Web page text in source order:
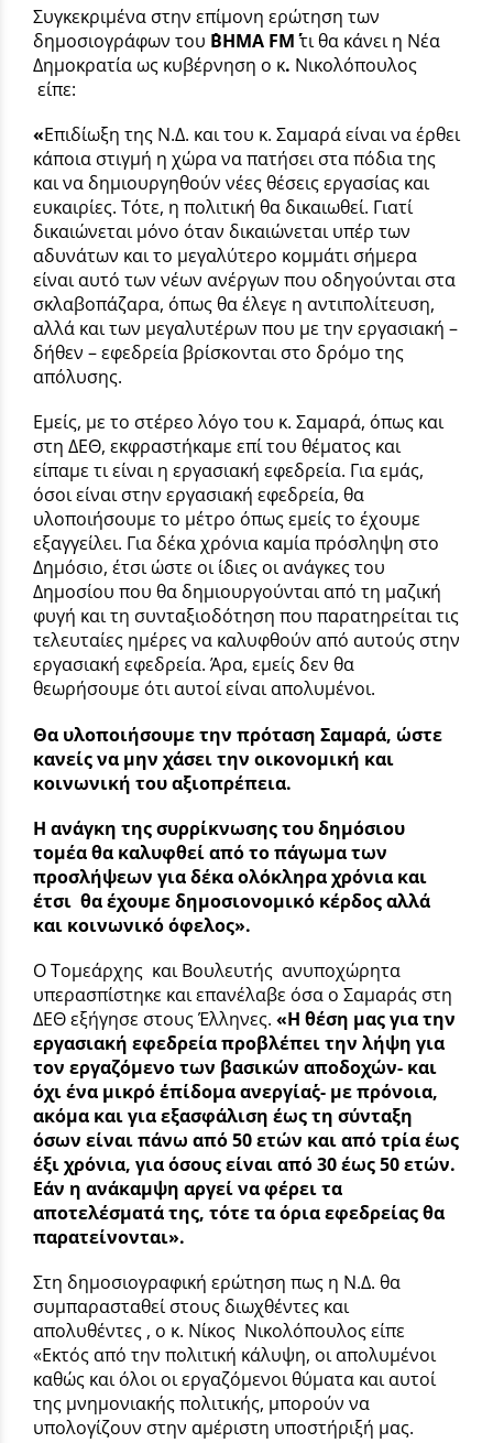
Συγκεκριμένα στην επίμονη ερώτηση των
δημοσιογράφων του ΄΄ΒΗΜΑ FMτι θα κάνει η Νέα
Δημοκρατία ως κυβέρνηση ο κ. Νικολόπουλος
είπε:
«Επιδίωξη της Ν.Δ. και του κ. Σαμαρά είναι να έρθει
κάποια στιγμή η χώρα να πατήσει στα πόδια της
και να δημιουργηθούν νέες θέσεις εργασίας και
ευκαιρίες. Τότε, η πολιτική θα δικαιωθεί. Γιατί
δικαιώνεται μόνο όταν δικαιώνεται υπέρ των
αδυνάτων και το μεγαλύτερο κομμάτι σήμερα
είναι αυτό των νέων ανέργων που οδηγούνται στα
σκλαβοπάζαρα, όπως θα έλεγε η αντιπολίτευση,
αλλά και των μεγαλυτέρων που με την εργασιακή –
δήθεν – εφεδρεία βρίσκονται στο δρόμο της
απόλυσης.
Εμείς, με το στέρεο λόγο του κ. Σαμαρά, όπως και
στη ΔΕΘ, εκφραστήκαμε επί του θέματος και
είπαμε τι είναι η εργασιακή εφεδρεία. Για εμάς,
όσοι είναι στην εργασιακή εφεδρεία, θα
υλοποιήσουμε το μέτρο όπως εμείς το έχουμε
εξαγγείλει. Για δέκα χρόνια καμία πρόσληψη στο
Δημόσιο, έτσι ώστε οι ίδιες οι ανάγκες του
Δημοσίου που θα δημιουργούνται από τη μαζική
φυγή και τη συνταξιοδότηση που παρατηρείται τις
τελευταίες ημέρες να καλυφθούν από αυτούς στην
εργασιακή εφεδρεία. Άρα, εμείς δεν θα
θεωρήσουμε ότι αυτοί είναι απολυμένοι.
Θα υλοποιήσουμε την πρόταση Σαμαρά, ώστε
κανείς να μην χάσει την οικονομική και
κοινωνική του αξιοπρέπεια.
Η ανάγκη της συρρίκνωσης του δημόσιου
τομέα θα καλυφθεί από το πάγωμα των
προσλήψεων για δέκα ολόκληρα χρόνια και
έτσι θα έχουμε δημοσιονομικό κέρδος αλλά
και κοινωνικό όφελος».
Ο Τομεάρχης και Βουλευτής ανυποχώρητα
υπερασπίστηκε και επανέλαβε όσα ο Σαμαράς στη
ΔΕΘ εξήγησε στους Έλληνες. «Η θέση μας για την
εργασιακή εφεδρεία προβλέπει την λήψη για
τον εργαζόμενο των βασικών αποδοχών- και
όχι ένα μικρό ΄΄επίδομα ανεργίας΄΄- με πρόνοια,
ακόμα και για εξασφάλιση έως τη σύνταξη
όσων είναι πάνω από 50 ετών και από τρία έως
έξι χρόνια, για όσους είναι από 30 έως 50 ετών.
Εάν η ανάκαμψη αργεί να φέρει τα
αποτελέσματά της, τότε τα όρια εφεδρείας θα
παρατείνονται».
Στη δημοσιογραφική ερώτηση πως η Ν.Δ. θα
συμπαρασταθεί στους διωχθέντες και
απολυθέντες , ο κ. Νίκος Νικολόπουλος είπε
«Εκτός από την πολιτική κάλυψη, οι απολυμένοι
καθώς και όλοι οι εργαζόμενοι θύματα και αυτοί
της μνημονιακής πολιτικής, μπορούν να
υπολογίζουν στην αμέριστη υποστήριξή μας.